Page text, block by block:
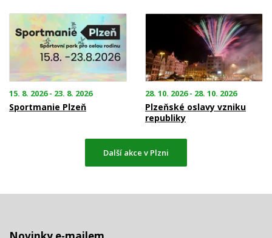
15. 8. 2026 - 23. 8. 2026
Sportmanie Plzeň
28. 10. 2026 - 28. 10. 2026
Plzeňské oslavy vzniku
republiky
Další akce v Plzni